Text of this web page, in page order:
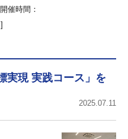
催時間：
実現 実践コース」を
2025.07.11